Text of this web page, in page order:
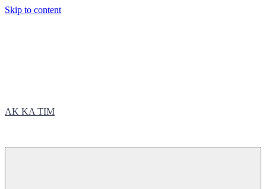
Skip to content
AK KA TIM